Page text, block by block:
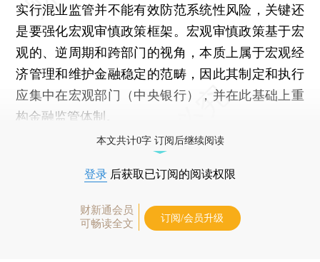
实行混业监管并不能有效防范系统性风险，关键还
是要强化宏观审慎政策框架。宏观审慎政策基于宏
观的、逆周期和跨部门的视角，本质上属于宏观经
济管理和维护金融稳定的范畴，因此其制定和执行
应集中在宏观部门（中央银行），并在此基础上重
构金融监管体制。
本文共计0字 订阅后继续阅读
登录 后获取已订阅的阅读权限
财新通会员
可畅读全文
订阅/会员升级